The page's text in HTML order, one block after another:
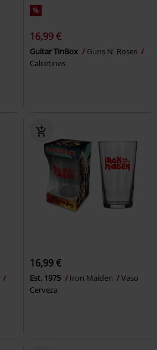
%
16,99 €
Guitar TinBox
Guns N' Roses
Calcetines
16,99 €
Est. 1975 Iron Maiden
Vaso
Cerveza